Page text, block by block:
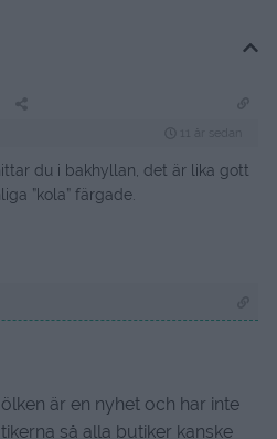
du i bakhyllan, det är lika gott
”kola” färgade.
är en nyhet och har inte
så alla butiker kanske